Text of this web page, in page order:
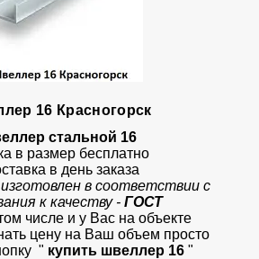
16 Красногорск
стальной 16
в размер бесплатно
в день заказа
изготовлен в соответствии с
к качеству - ГОСТ
числе и у Вас на объекте
цену на Ваш объем просто
" купить швеллер 16 "